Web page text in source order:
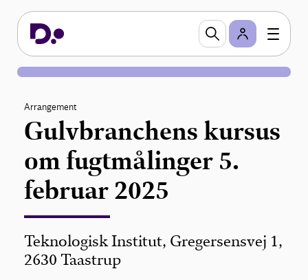
Arrangement
Gulvbranchens kursus
om fugtmålinger 5.
februar 2025
Teknologisk Institut, Gregersensvej 1,
2630 Taastrup